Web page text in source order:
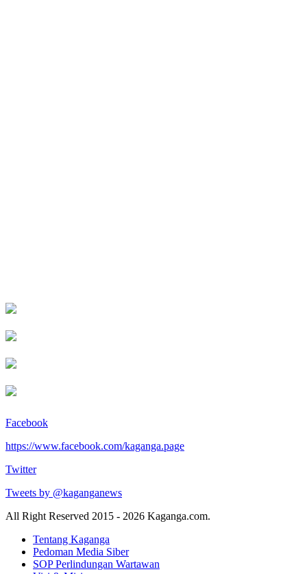
Facebook
https://www.facebook.com/kaganga.page
Twitter
Tweets by @kaganganews
All Right Reserved 2015 - 2026 Kaganga.com.
Tentang Kaganga
Pedoman Media Siber
SOP Perlindungan Wartawan